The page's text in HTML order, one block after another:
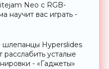
Neo с RGB-
научит вас играть -
шлепанцы Hyperslides
расслабить усталые
- «Гаджеты»